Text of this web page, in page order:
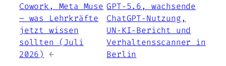
Cowork, Meta Muse
– was Lehrkräfte
jetzt wissen
sollten (Juli
2026)
→
GPT‑5.6, wachsende
ChatGPT‑Nutzung,
UN‑KI‑Bericht und
Verhaltensscanner in
Berlin